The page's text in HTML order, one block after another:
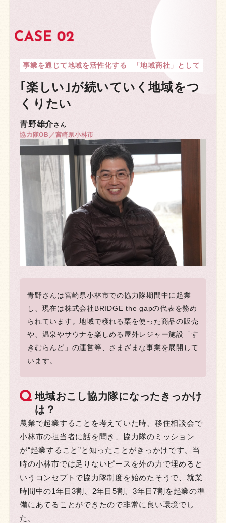
事業を通じて地域を活性化する 「地域商社」として
｢楽しい｣が続いていく地域をつ
くりたい
青野雄介さん
協力隊OB／宮崎県小林市
青野さんは宮崎県小林市での協力隊期間中に起業
し、現在は株式会社BRIDGE the gapの代表を務め
られています。地域で穫れる栗を使った商品の販売
や、温泉やサウナを楽しめる屋外レジャー施設「す
きむらんど」の運営等、さまざまな事業を展開して
います。
地域おこし協力隊になったきっかけ
は？
農業で起業することを考えていた時、移住相談会で
小林市の担当者に話を聞き、協力隊のミッション
が“起業すること”と知ったことがきっかけです。当
時の小林市では足りないピースを外の力で埋めると
いうコンセプトで協力隊制度を始めたそうで、就業
時間中の1年目3割、2年目5割、3年目7割を起業の準
備にあてることができたので非常に良い環境でし
た。